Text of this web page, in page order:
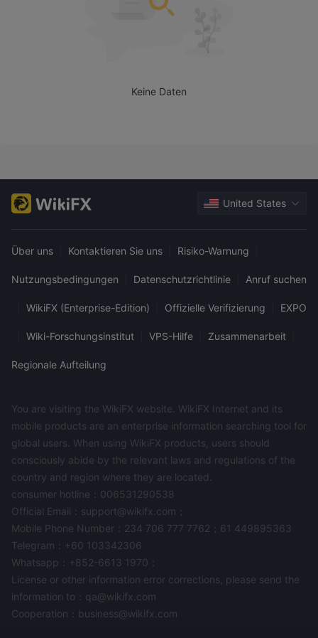
Keine Daten
United States
Über uns Kontaktieren Sie uns Risiko-Warnung
Nutzungsbedingungen Datenschutzrichtlinie Anruf suchen
WikiFX (Enterprise-Edition) Offizielle Verifizierung EXPO
Wiki-Forschungsinstitut VPS-Hilfe Zusammenarbeit
Regionale Aufteilung
You are visiting the WikiFX website. WikiFX Internet and its
mobile products are an enterprise information searching tool for
global users. When using WikiFX products, users should
consciously abide by the relevant laws and regulations of the
country and region where they are located.
consumer hotline：006531290538
Official Email：support@wikifx.com；
Mobile Phone Number：234 706 777 7762；61 449895363
Telegram：+60 103342306
Whatsapp：+852-6613 1970；
License or other information error corrections, please send the
information to：qa@wikifx.com
Cooperation：business@wikifx.com